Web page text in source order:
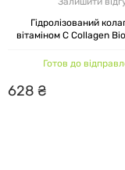
Гідролізований
вітаміном C Collagen
Готов до
628 ₴